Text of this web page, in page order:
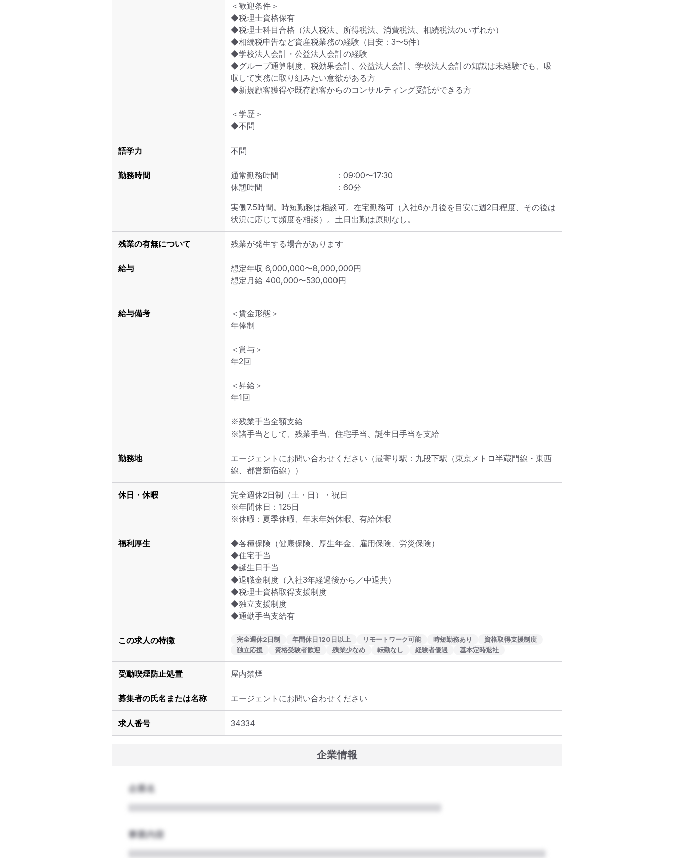
＜歓迎条件＞
◆税理士資格保有
◆税理士科目合格（法人税法、所得税法、消費税法、相続税法のいずれか）
◆相続税申告など資産税業務の経験（目安：3〜5件）
◆学校法人会計・公益法人会計の経験
◆グループ通算制度、税効果会計、公益法人会計、学校法人会計の知識は未経験でも、吸
収して実務に取り組みたい意欲がある方
◆新規顧客獲得や既存顧客からのコンサルティング受託ができる方
＜学歴＞
◆不問
語学力 不問
勤務時間 通常勤務時間 ： 09:00〜17:30
休憩時間
： 60分
実働7.5時間。時短勤務は相談可。在宅勤務可（入社6か月後を目安に週2日程度、その後は
状況に応じて頻度を相談）。土日出勤は原則なし。
残業の有無について 残業が発生する場合があります
給与 想定年収 6,000,000〜8,000,000円
想定月給 400,000〜530,000円
給与備考
＜賃金形態＞
年俸制
＜賞与＞
年2回
＜昇給＞
年1回
※残業手当全額支給
※諸手当として、残業手当、住宅手当、誕生日手当を支給
勤務地 エージェントにお問い合わせください （最寄り駅：九段下駅（東京メトロ半蔵門線・東西
線、都営新宿線））
休日・休暇
完全週休2日制（土・日）・祝日
※年間休日：125日
※休暇：夏季休暇、年末年始休暇、有給休暇
福利厚生
◆各種保険（健康保険、厚生年金、雇用保険、労災保険）
◆住宅手当
◆誕生日手当
◆退職金制度（入社3年経過後から／中退共）
◆税理士資格取得支援制度
◆独立支援制度
◆通勤手当支給有
この求人の特徴 完全週休2日制 年間休日120日以上 リモートワーク可能 時短勤務あり
資格取得支援制度
独立応援
資格受験者歓迎 残業少なめ 転勤なし 経験者優遇 基本定時退社
受動喫煙防止処置 屋内禁煙
募集者の氏名または名称 エージェントにお問い合わせください
求人番号 34334
企業情報
企業名
事業内容